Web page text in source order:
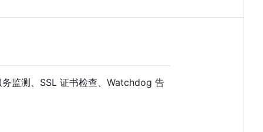
监测、SSL 证书检查、Watchdog 告